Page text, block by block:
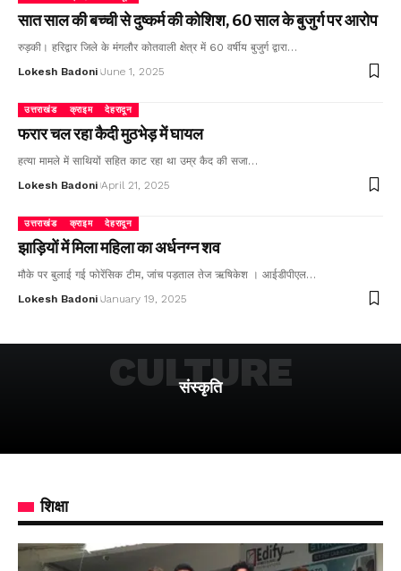
सात साल की बच्ची से दुष्कर्म की कोशिश, 60 साल के बुजुर्ग पर आरोप
रुड़की। हरिद्वार जिले के मंगलौर कोतवाली क्षेत्र में 60 वर्षीय बुजुर्ग द्वारा…
Lokesh Badoni June 1, 2025
उत्तराखंड क्राइम देहरादून
फरार चल रहा कैदी मुठभेड़ में घायल
हत्या मामले में साथियों सहित काट रहा था उम्र कैद की सजा…
Lokesh Badoni April 21, 2025
उत्तराखंड क्राइम देहरादून
झाड़ियों में मिला महिला का अर्धनग्न शव
मौके पर बुलाई गई फोरेंसिक टीम, जांच पड़ताल तेज ऋषिकेश । आईडीपीएल…
Lokesh Badoni January 19, 2025
संस्कृति
CULTURE
शिक्षा